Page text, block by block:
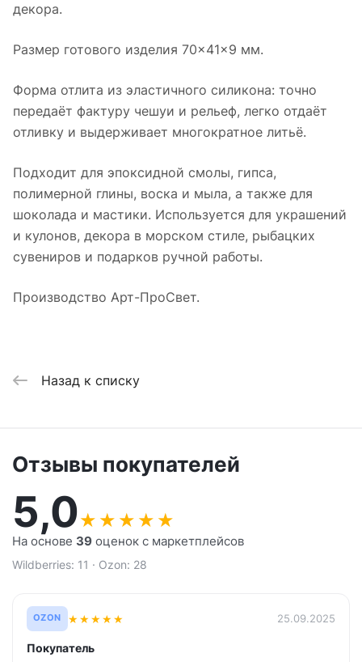
декора.
Размер готового изделия 70×41×9 мм.
Форма отлита из эластичного силикона: точно
передаёт фактуру чешуи и рельеф, легко отдаёт
отливку и выдерживает многократное литьё.
Подходит для эпоксидной смолы, гипса,
полимерной глины, воска и мыла, а также для
шоколада и мастики. Используется для украшений
и кулонов, декора в морском стиле, рыбацких
сувениров и подарков ручной работы.
Производство Арт-ПроСвет.
Назад к списку
Отзывы покупателей
5,0★ ★ ★ ★ ★
На основе 39 оценок с маркетплейсов
Wildberries: 11 · Ozon: 28
OZON ★★★★★ 25.09.2025
Покупатель